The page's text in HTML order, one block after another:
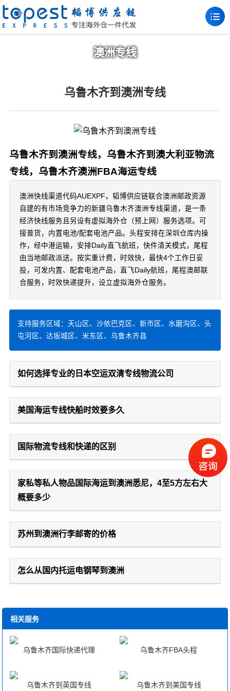
澳洲专线
乌鲁木齐到澳洲专线
乌鲁木齐到澳洲专线，乌鲁木齐到澳大利亚物流
专线，乌鲁木齐澳洲FBA海运专线
澳洲快线渠道代码AUEXPF，韬博供应链联合澳洲邮政资源
自建的有市场竞争力的新疆乌鲁木齐澳洲专线渠道，是一条
经济快线服务且另设有虚拟海外仓（预上网）服务选项。可
接普货，内置电池/配套电池产品。头程安排在深圳仓库内操
作，经中港运输，安排Daily直飞航班，快件清关模式，尾程
由当地邮政派送。按实重计费，时效快，最快4个工作日妥
投，可发内置、配套电池产品，直飞Daily航班，尾程澳邮联
合服务，时效快递提升，设立虚拟海外仓服务。
支持服务区域：天山区、沙依巴克区、新市区、水磨沟区、头
屯河区、达坂城区、米东区、乌鲁木齐县
如何选择专业的日本空运双清专线物流公司
美国海运专线快船时效要多久
国际物流专线和快递的区别
家私等私人物品国际海运到澳洲悉尼，4至5方左右大
概要多少
苏州到澳洲行李邮寄的价格
怎么从国内托运电钢琴到澳洲
相关服务
乌鲁木齐国际快递代理 乌鲁木齐FBA头程
乌鲁木齐到英国专线 乌鲁木齐到美国专线